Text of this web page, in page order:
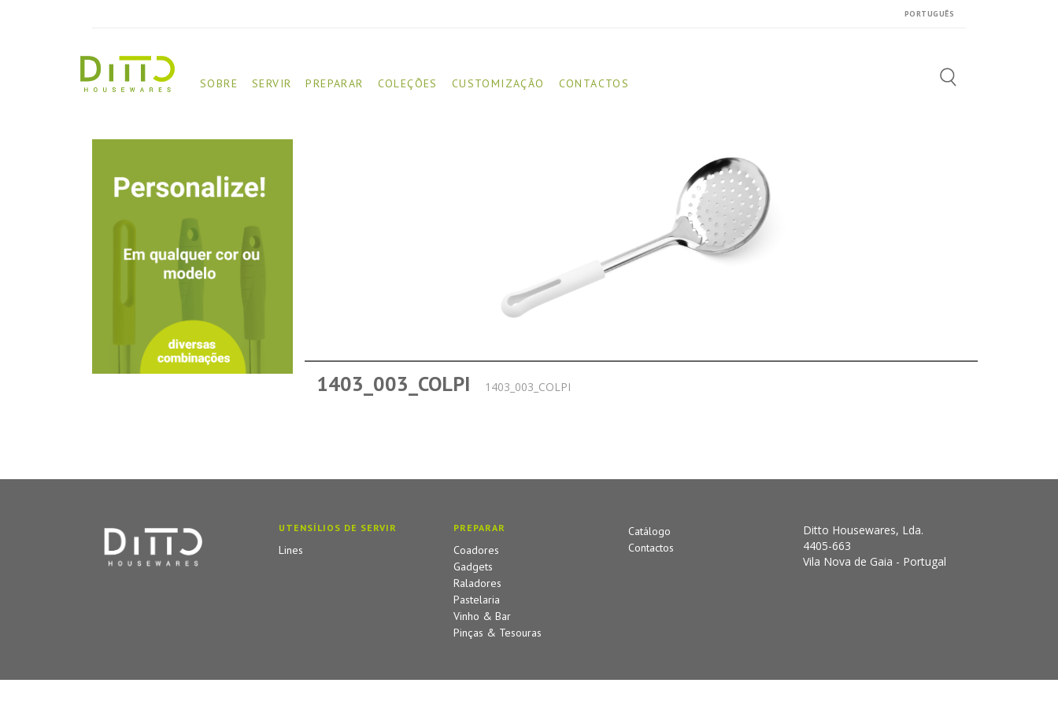
PORTUGUÊS
SOBRE SERVIR PREPARAR COLEÇÕES CUSTOMIZAÇÃO CONTACTOS
Search
1403_003_COLPI 1403_003_COLPI
UTENSÍLIOS DE SERVIR
Lines
PREPARAR
Coadores
Gadgets
Raladores
Pastelaria
Vinho & Bar
Pinças & Tesouras
Catálogo
Contactos
Ditto Housewares, Lda.
4405-663
Vila Nova de Gaia - Portugal